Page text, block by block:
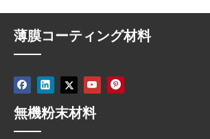
薄膜コーティング材料
無機粉末材料